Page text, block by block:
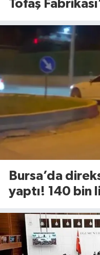
Tofaş
Bursa’da
yaptı! 140 bin